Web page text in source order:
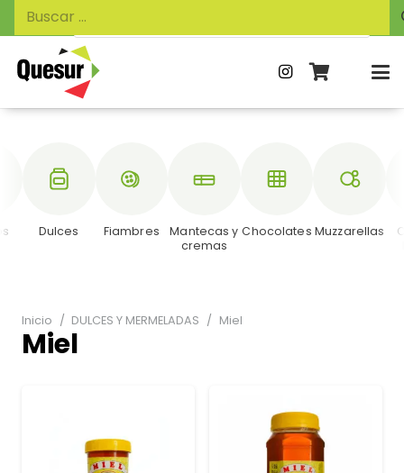
de
productos
Buscar:
Inicio / DULCES Y MERMELADAS / Miel
Miel
Dulces Fiambres
Mantecas y
cremas
Chocolates Muzzarellas